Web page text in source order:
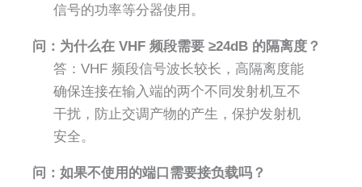
信号的功率等分器使用。
问：为什么在 VHF 频段需要 ≥24dB 的隔离度？
答：VHF 频段信号波长较长，高隔离度能
确保连接在输入端的两个不同发射机互不
干扰，防止交调产物的产生，保护发射机
安全。
问：如果不使用的端口需要接负载吗？